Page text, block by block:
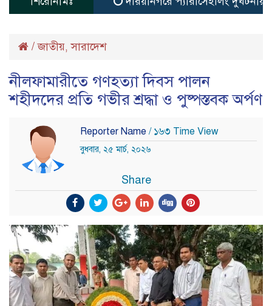
/জাতীয়,সারাদেশ
নীলফামারীতে গণহত্যা দিবস পালন
শহীদদের প্রতি গভীর শ্রদ্ধা ও পুষ্পস্তবক অর্পণ
Reporter Name / ১৬৩ Time View
বুধবার, ২৫ মার্চ, ২০২৬
Share